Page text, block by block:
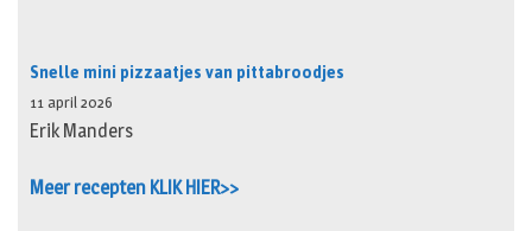
Snelle mini pizzaatjes van pittabroodjes
11 april 2026
Erik Manders
Meer recepten KLIK HIER>>